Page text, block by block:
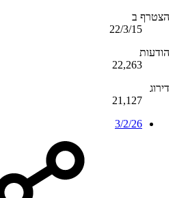
הצטרף ב
22/3/15
הודעות
22,263
דירוג
21,127
3/2/26